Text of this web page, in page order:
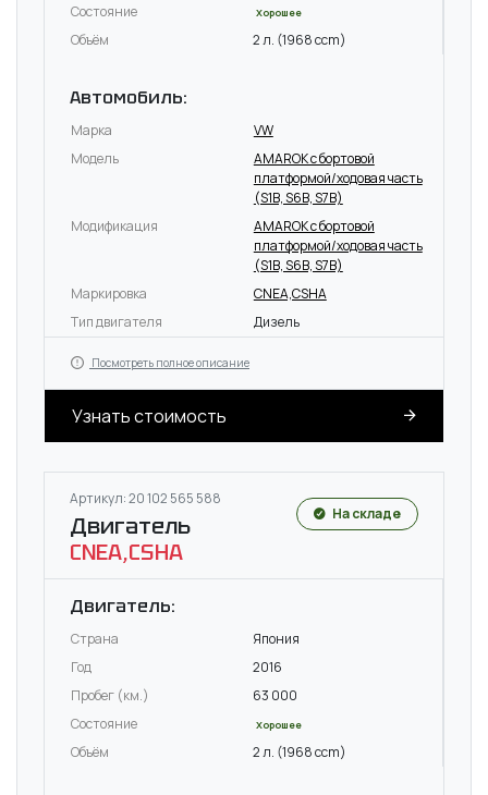
Состояние
Хорошее
Объём 2 л. (1968 ccm)
Автомобиль:
Марка
VW
Модель
AMAROK c бортовой
платформой/ходовая часть
(S1B, S6B, S7B)
Модификация
AMAROK c бортовой
платформой/ходовая часть
(S1B, S6B, S7B)
Маркировка
CNEA,CSHA
Тип двигателя
Дизель
Посмотреть полное описание
Узнать стоимость
Артикул: 20 102 565 588
Двигатель
CNEA,CSHA
На складе
Двигатель:
Страна
Япония
Год
2016
Пробег (км.)
63 000
Состояние
Хорошее
Объём 2 л. (1968 ccm)